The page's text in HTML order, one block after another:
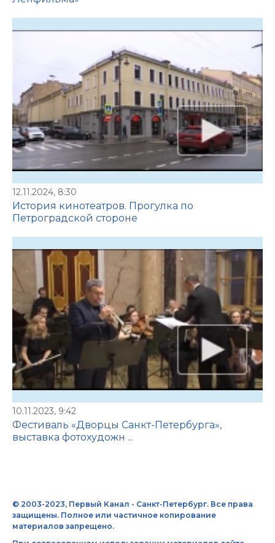
12.11.2024, 8:30
История кинотеатров. Прогулка по
Петроградской стороне
10.11.2023, 9:42
Фестиваль «Дворцы Санкт-Петербурга»,
выставка фотохудожн ...
© 2003-2023, Первый Канал - Санкт-Петербург. Все права
защищены. Полное или частичное копирование
материалов запрещено.